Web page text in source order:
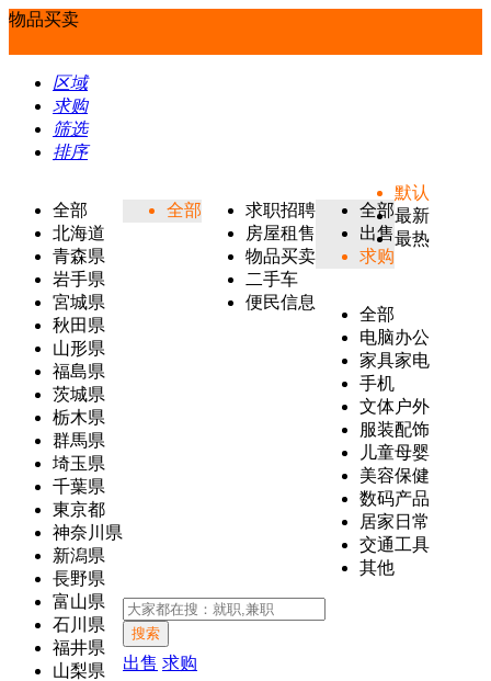
物品买卖
区域
求购
筛选
排序
全部
北海道
青森県
岩手県
宮城県
秋田県
山形県
福島県
茨城県
栃木県
群馬県
埼玉県
千葉県
東京都
神奈川県
新潟県
長野県
富山県
石川県
福井県
山梨県
全部
求职招聘
房屋租售
物品买卖
二手车
便民信息
全部
出售
求购
全部
电脑办公
家具家电
手机
文体户外
服装配饰
儿童母婴
美容保健
数码产品
居家日常
交通工具
其他
默认
最新
最热
搜索
出售 求购